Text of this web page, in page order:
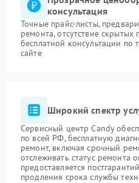
консультация
Точные прайс-листы,
ремонта, отсутствие
бесплатной консультации по
сайте
Широкий спектр
Сервисный центр Candy
по всей РФ, бесплатную
ремонт, включая срочный
отслеживать статус ремонта
предоставляется
продления срока службы